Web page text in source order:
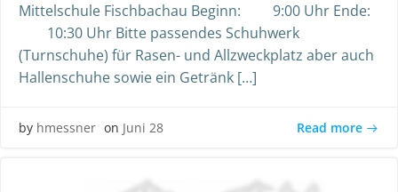
Mittelschule Fischbachau Beginn: 9:00 Uhr Ende:
10:30 Uhr Bitte passendes Schuhwerk
(Turnschuhe) für Rasen- und Allzweckplatz aber auch
Hallenschuhe sowie ein Getränk […]
by hmessner on Juni 28 Read more